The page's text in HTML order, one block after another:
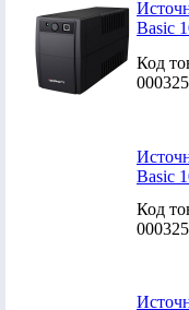
Basic
Код
Basic
Код